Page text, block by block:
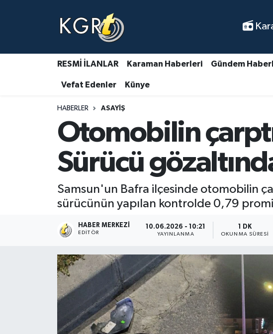
RESMİ İLANLAR Karaman Haberleri Gündem
Vefat Edenler Künye
HABERLER ASAYIŞ
Otomobilin
Sürücü
Samsun'un Bafra ilçesinde otomobilin
sürücünün yapılan kontrolde 0,79
HABER MERKEZI
EDITÖR
10.06.2026 - 10:21
YAYINLANMA
1 DK
OKUNMA SÜRESI
Karaman Haberleri
Gündem Haberleri
Güncel Haberler
Asayiş Haberleri
Ulusal Haberler
Vefat Edenler